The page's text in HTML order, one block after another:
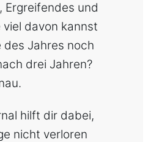
Ergreifendes und
davon kannst
des Jahres noch
drei Jahren?
hilft dir dabei,
nicht verloren